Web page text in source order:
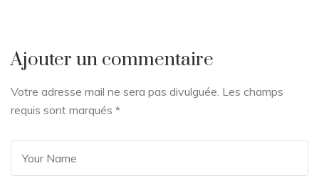
Ajouter un commentaire
Votre adresse mail ne sera pas divulguée. Les champs
requis sont marqués *